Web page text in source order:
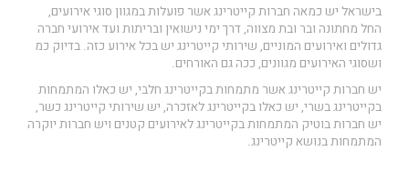
בישראל יש כמאה חברות קייטרינג אשר פועלות במגוון סוגי אירועים,
החל מחתונה ובר ובת מצווה, דרך ימי נישואין ובריתות ועד אירועי חברה
גדולים ואירועים המוניים, שירותי קייטרינג יש בכל אירוע כזה. בדיוק כמ
ושסוגי האירועים מגוונים, ככה גם האורחים.
יש חברות קייטרינג אשר מתמחות בקייטרינג חלבי, יש כאלו המתמחות
בקייטרינג בשרי, יש כאלו בקייטרינג לאזכרה, יש שירותי קייטרינג כשר,
יש חברות בוטיק המתמחות בקייטרינג לאירועים קטנים ויש חברות יוקרה
המתמחות בנושא קייטרינג.